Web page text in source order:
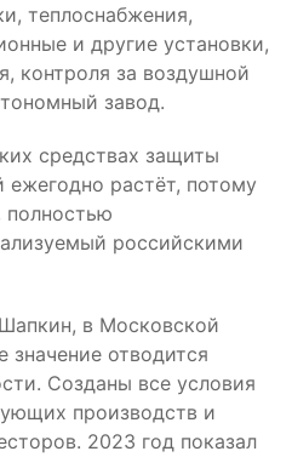
теплоснабжения,
и другие установки,
контроля за воздушной
завод.
средствах защиты
ежегодно растёт, потому
полностью
российскими
в Московской
значение отводится
Созданы все условия
производств и
2023 год показал